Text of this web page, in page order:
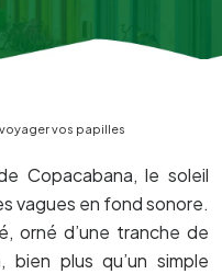
vos papilles
Copacabana, le soleil
vagues en fond sonore.
orné d’une tranche de
bien plus qu’un simple